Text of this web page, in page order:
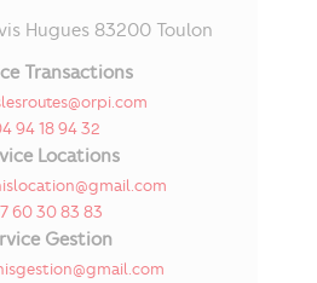
Hugues 83200 Toulon
Transactions
94 18 94 32
Locations
60 30 83 83
Gestion